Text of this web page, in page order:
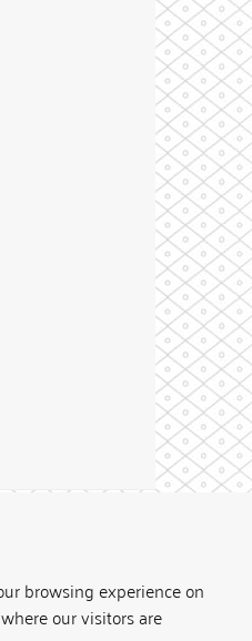
browsing experience on
our visitors are